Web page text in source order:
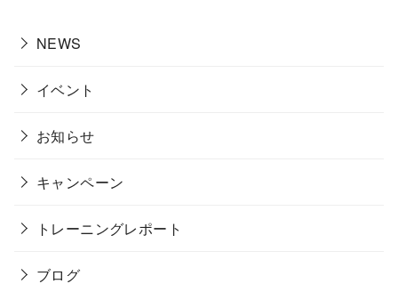
NEWS
イベント
お知らせ
キャンペーン
トレーニングレポート
ブログ